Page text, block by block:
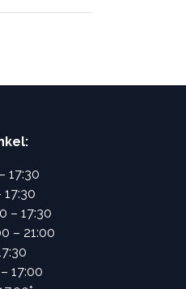
17:30
– 17:30
– 21:00
17:00